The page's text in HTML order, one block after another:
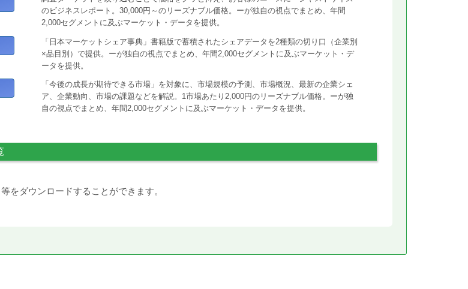
のビジネスレポート。30,000円～のリーズナブル価格。ーが独自の視点でまとめ、年間
2,000セグメントに及ぶマーケット・データを提供。
「日本マーケットシェア事典」書籍版で蓄積されたシェアデータを2種類の切り口（企業別
×品目別）で提供。ーが独自の視点でまとめ、年間2,000セグメントに及ぶマーケット・デ
ータを提供。
「今後の成長が期待できる市場」を対象に、市場規模の予測、市場概況、最新の企業シェ
ア、企業動向、市場の課題などを解説。1市場あたり2,000円のリーズナブル価格。ーが独
自の視点でまとめ、年間2,000セグメントに及ぶマーケット・データを提供。
をダウンロードすることができます。